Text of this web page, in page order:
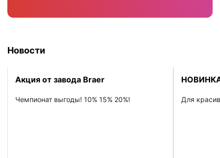
Новости
Акция от завода Braer
Чемпионат выгоды! 10% 15% 20%! Для